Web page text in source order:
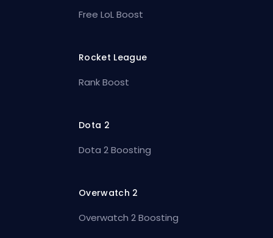
Free LoL Boost
Rocket League
Rank Boost
Dota 2
Dota 2 Boosting
Overwatch 2
Overwatch 2 Boosting